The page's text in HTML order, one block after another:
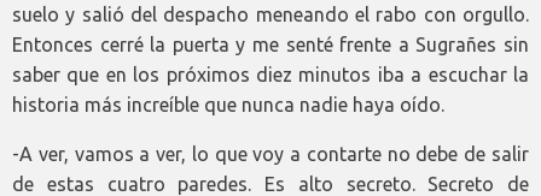
suelo y salió del despacho meneando el rabo con orgullo.
Entonces cerré la puerta y me senté frente a Sugrañes sin
saber que en los próximos diez minutos iba a escuchar la
historia más increíble que nunca nadie haya oído.
-A ver, vamos a ver, lo que voy a contarte no debe de salir
de estas cuatro paredes. Es alto secreto. Secreto de